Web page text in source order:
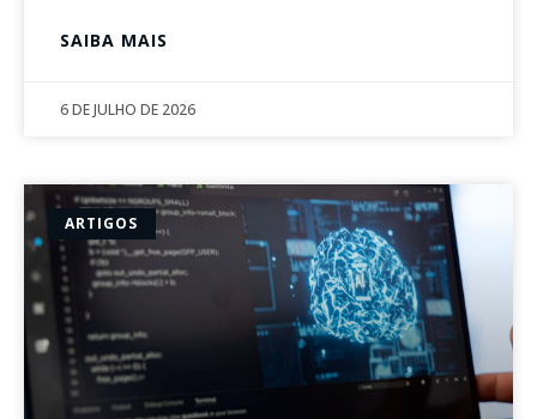
SAIBA MAIS
6 DE JULHO DE 2026
ARTIGOS